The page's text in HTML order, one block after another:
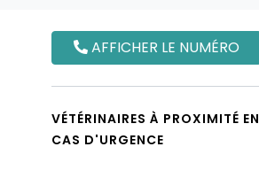
AFFICHER LE NUMÉRO
VÉTÉRINAIRES À PROXIMITÉ EN
CAS D'URGENCE